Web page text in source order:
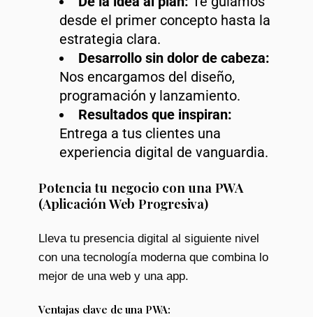
desde el primer concepto hasta la
estrategia clara.
Desarrollo sin dolor de cabeza:
Nos encargamos del diseño,
programación y lanzamiento.
Resultados que inspiran:
Entrega a tus clientes una
experiencia digital de vanguardia.
Potencia tu negocio con una PWA
(Aplicación Web Progresiva)
Lleva tu presencia digital al siguiente nivel
con una tecnología moderna que combina lo
mejor de una web y una app.
Ventajas clave de una PWA: